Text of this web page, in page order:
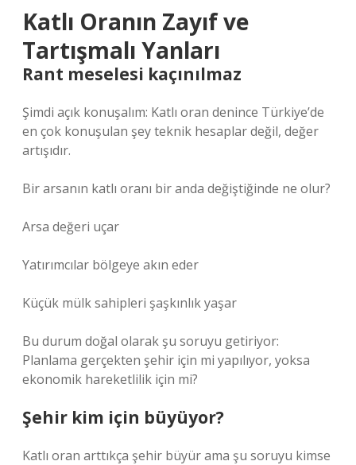
Katlı Oranın Zayıf ve
Tartışmalı Yanları
Rant meselesi kaçınılmaz
Şimdi açık konuşalım: Katlı oran denince Türkiye’de
en çok konuşulan şey teknik hesaplar değil, değer
artışıdır.
Bir arsanın katlı oranı bir anda değiştiğinde ne olur?
Arsa değeri uçar
Yatırımcılar bölgeye akın eder
Küçük mülk sahipleri şaşkınlık yaşar
Bu durum doğal olarak şu soruyu getiriyor:
Planlama gerçekten şehir için mi yapılıyor, yoksa
ekonomik hareketlilik için mi?
Şehir kim için büyüyor?
Katlı oran arttıkça şehir büyür ama şu soruyu kimse